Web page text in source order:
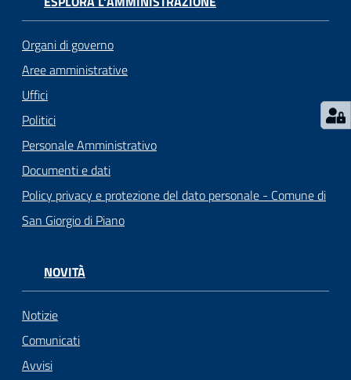
Organi di governo
Aree amministrative
Uffici
Politici
Personale Amministrativo
Documenti e dati
Policy privacy e protezione del dato personale - Comune di
San Giorgio di Piano
NOVITÀ
Notizie
Comunicati
Avvisi